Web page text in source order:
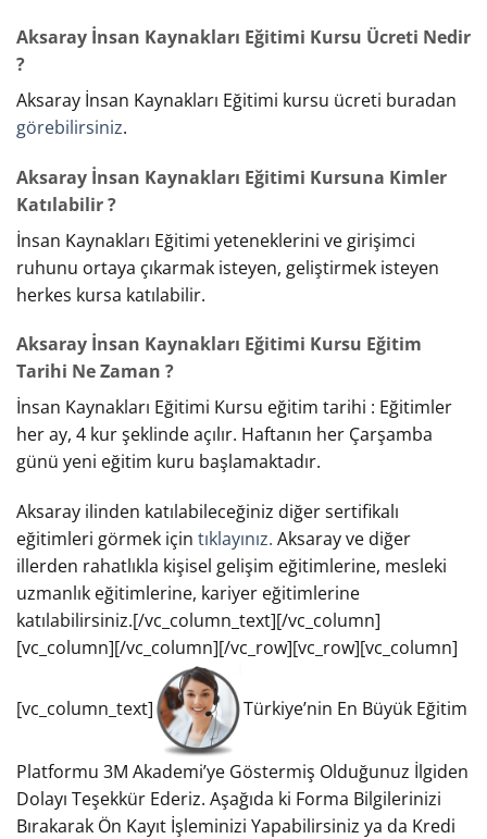
Aksaray İnsan Kaynakları Eğitimi Kursu Ücreti Nedir
?
Aksaray İnsan Kaynakları Eğitimi kursu ücreti buradan
görebilirsiniz.
Aksaray İnsan Kaynakları Eğitimi Kursuna Kimler
Katılabilir ?
İnsan Kaynakları Eğitimi yeteneklerini ve girişimci
ruhunu ortaya çıkarmak isteyen, geliştirmek isteyen
herkes kursa katılabilir.
Aksaray İnsan Kaynakları Eğitimi Kursu Eğitim
Tarihi Ne Zaman ?
İnsan Kaynakları Eğitimi Kursu eğitim tarihi : Eğitimler
her ay, 4 kur şeklinde açılır. Haftanın her Çarşamba
günü yeni eğitim kuru başlamaktadır.
Aksaray ilinden katılabileceğiniz diğer sertifikalı
eğitimleri görmek için tıklayınız. Aksaray ve diğer
illerden rahatlıkla kişisel gelişim eğitimlerine, mesleki
uzmanlık eğitimlerine, kariyer eğitimlerine
katılabilirsiniz.[/vc_column_text][/vc_column]
[vc_column][/vc_column][/vc_row][vc_row][vc_column]
[vc_column_text] Türkiye’nin En Büyük Eğitim
Platformu 3M Akademi’ye Göstermiş Olduğunuz İlgiden
Dolayı Teşekkür Ederiz. Aşağıda ki Forma Bilgilerinizi
Bırakarak Ön Kayıt İşleminizi Yapabilirsiniz ya da Kredi